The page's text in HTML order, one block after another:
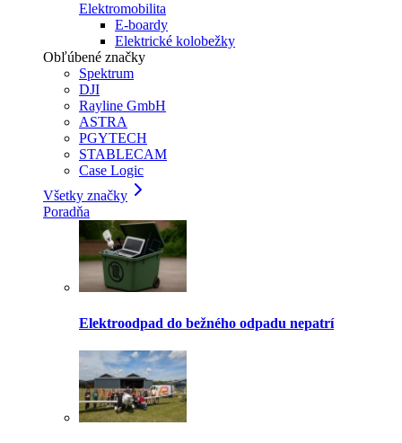
Elektromobilita
E-boardy
Elektrické kolobežky
Obľúbené značky
Spektrum
DJI
Rayline GmbH
ASTRA
PGYTECH
STABLECAM
Case Logic
Všetky značky
Poradňa
Elektroodpad do bežného odpadu nepatrí